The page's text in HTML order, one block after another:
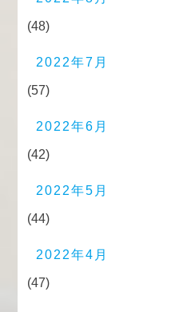
(48)
2022年7月
(57)
2022年6月
(42)
2022年5月
(44)
2022年4月
(47)